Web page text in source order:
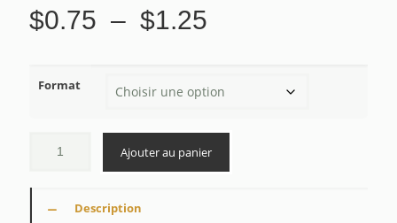
$0.75 – $1.25
$0.75
$1.25
Format
Ajouter au panier
Description